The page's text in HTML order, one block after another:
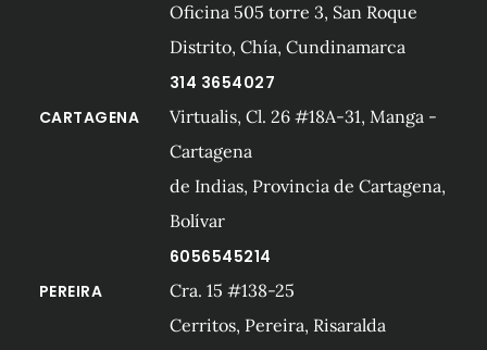
Oficina 505 torre 3, San Roque
Distrito, Chía, Cundinamarca
314 3654027
CARTAGENA
Virtualis, Cl. 26 #18A-31, Manga -
Cartagena
de Indias, Provincia de Cartagena,
Bolívar
6056545214
PEREIRA
Cra. 15 #138-25
Cerritos, Pereira, Risaralda